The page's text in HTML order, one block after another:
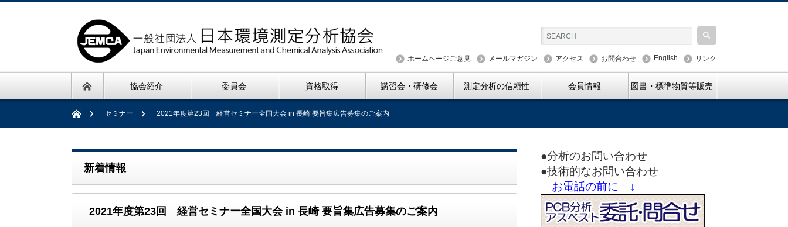
ホームページご意見 メールマガジン アクセス お問合わせ English リンク
協会紹介 委員会 資格取得 講習会・研修会 測定分析の信頼性 会員情報 図書・標準物質等販売
セミナー 2021年度第23回 経営セミナー全国大会 in 長崎 要旨集広告募集のご案内
新着情報
2021年度第23回 経営セミナー全国大会 in 長崎 要旨集広告募集のご案内
●分析のお問い合わせ
●技術的なお問い合わせ
お電話の前に ↓